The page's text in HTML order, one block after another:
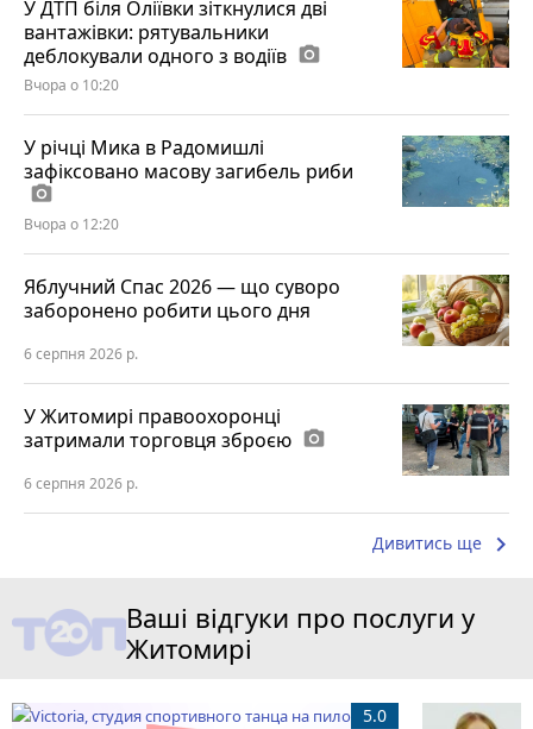
У ДТП біля Оліївки зіткнулися дві
вантажівки: рятувальники
деблокували одного з водіїв photo_camera
Вчора о 10:20
У річці Мика в Радомишлі
зафіксовано масову загибель риби
photo_camera
Вчора о 12:20
Яблучний Спас 2026 — що суворо
заборонено робити цього дня
6 серпня 2026 р.
У Житомирі правоохоронці
затримали торговця зброєю photo_camera
6 серпня 2026 р.
Дивитись ще keyboard_arrow_right
Ваші відгуки про послуги у
Житомирі
5.0